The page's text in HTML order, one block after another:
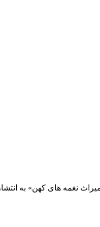
نغمه های کهن» به